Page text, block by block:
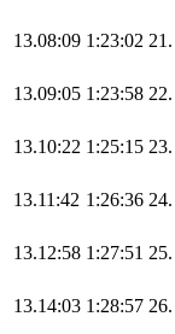
13.08:09 1:23:02 21.
13.09:05 1:23:58 22.
13.10:22 1:25:15 23.
13.11:42 1:26:36 24.
13.12:58 1:27:51 25.
13.14:03 1:28:57 26.